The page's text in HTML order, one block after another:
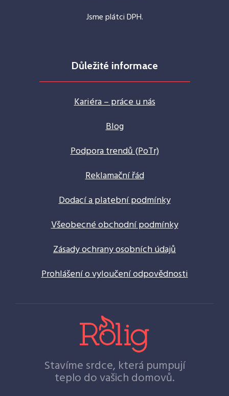
Jsme plátci DPH.
Důležité informace
Kariéra – práce u nás
Blog
Podpora trendů (PoTr)
Reklamační řád
Dodací a platební podmínky
Všeobecné obchodní podmínky
Zásady ochrany osobních údajů
Prohlášení o vyloučení odpovědnosti
Stavíme srdce, která pumpují
teplo do vašich domovů.